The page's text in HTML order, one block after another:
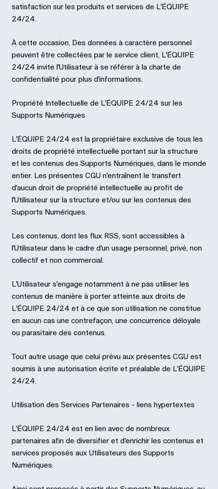
satisfaction sur les produits et services de L'ÉQUIPE
24/24.
À cette occasion, Des données à caractère personnel
peuvent être collectées par le service client, L'ÉQUIPE
24/24 invite l'Utilisateur à se référer à la charte de
confidentialité pour plus d'informations.
Propriété Intellectuelle de L'ÉQUIPE 24/24 sur les
Supports Numériques
L'ÉQUIPE 24/24 est la propriétaire exclusive de tous les
droits de propriété intellectuelle portant sur la structure
et les contenus des Supports Numériques, dans le monde
entier. Les présentes CGU n'entraînent le transfert
d'aucun droit de propriété intellectuelle au profit de
l'Utilisateur sur la structure et/ou sur les contenus des
Supports Numériques.
Les contenus, dont les flux RSS, sont accessibles à
l'Utilisateur dans le cadre d'un usage personnel, privé, non
collectif et non commercial.
L'Utilisateur s'engage notamment à ne pas utiliser les
contenus de manière à porter atteinte aux droits de
L'ÉQUIPE 24/24 et à ce que son utilisation ne constitue
en aucun cas une contrefaçon, une concurrence déloyale
ou parasitaire des contenus.
Tout autre usage que celui prévu aux présentes CGU est
soumis à une autorisation écrite et préalable de L'ÉQUIPE
24/24.
Utilisation des Services Partenaires - liens hypertextes
L'ÉQUIPE 24/24 est en lien avec de nombreux
partenaires afin de diversifier et d'enrichir les contenus et
services proposés aux Utilisateurs des Supports
Numériques.